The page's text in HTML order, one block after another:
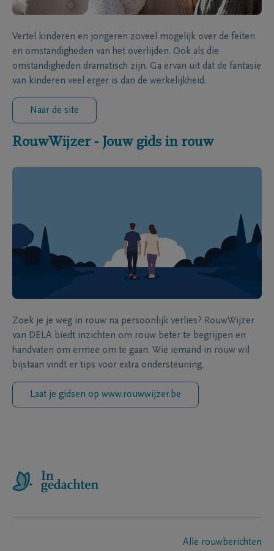
Vertel kinderen en jongeren zoveel mogelijk over de feiten
en omstandigheden van het overlijden. Ook als die
omstandigheden dramatisch zijn. Ga ervan uit dat de fantasie
van kinderen veel erger is dan de werkelijkheid.
Naar de site
RouwWijzer - Jouw gids in rouw
Zoek je je weg in rouw na persoonlijk verlies? RouwWijzer
van DELA biedt inzichten om rouw beter te begrijpen en
handvaten om ermee om te gaan. Wie iemand in rouw wil
bijstaan vindt er tips voor extra ondersteuning.
Laat je gidsen op www.rouwwijzer.be
Alle rouwberichten